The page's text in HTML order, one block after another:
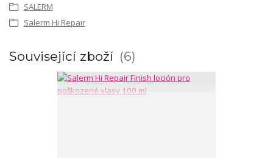
SALERM
Salerm Hi Repair
Související zboží 6